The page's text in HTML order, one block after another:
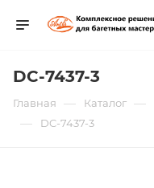
DC-7437-3
Главная — Каталог —
— DC-7437-3